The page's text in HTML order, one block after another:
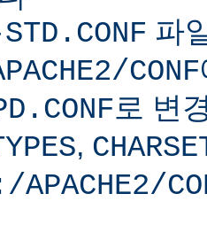
파
CONF
로 변
,
APACHE2/